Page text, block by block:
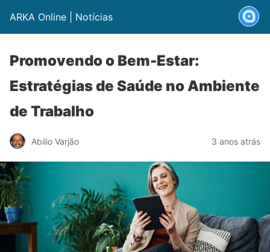
ARKA Online | Notícias
Promovendo o Bem-Estar:
Estratégias de Saúde no Ambiente
de Trabalho
Abilio Varjão 3 anos atrás